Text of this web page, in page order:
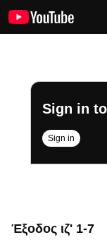
Sign in
Sign in
Έξοδος ιζ' 1-7